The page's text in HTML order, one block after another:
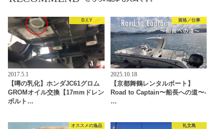
D.I.Y
2017.5.1
【噂の乳化】ホンダJC61グロム
GROMオイル交換【17mmドレン
ボルト…
資格／仕事
2025.10.18
【京都舞鶴レンタルボート】
Road to Captain〜船長への道〜-
…
オススメの逸品 礼文島